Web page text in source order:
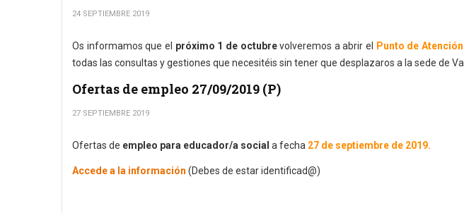
24 SEPTIEMBRE 2019
Os informamos que el próximo 1 de octubrevolveremos a abrir el Punto de
todas las consultas y gestiones que necesitéis sin tener que desplazaros a la sede de
Ofertas de empleo 27/09/2019 (P)
27 SEPTIEMBRE 2019
Ofertas de empleo para educador/a social a fecha 27 de septiembre de 2019.
Accede a la información (Debes de estar identificad@)